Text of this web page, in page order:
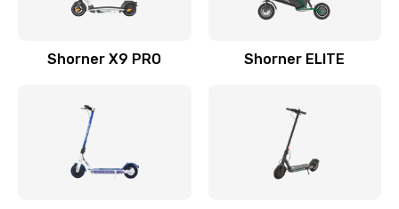
Shorner X9 PRO Shorner ELITE